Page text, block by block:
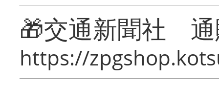
🎁交通新聞社
https://